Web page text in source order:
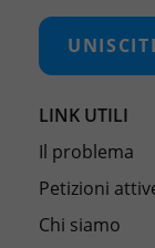
LINK UTILI
Il problema
Petizioni
Chi siamo